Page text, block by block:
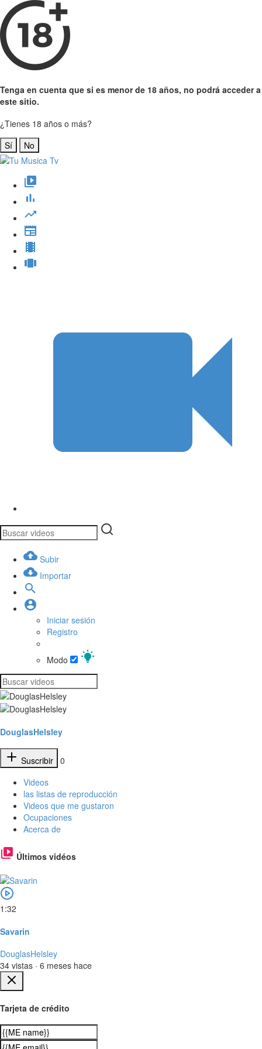
Tenga en cuenta que si es menor de 18 años, no podrá acceder a
este sitio.
¿Tienes 18 años o más?
Sí
No
Subir
Importar
Iniciar sesión
Registro
Modo
DouglasHelsley
Suscribir 0
Videos
las listas de reproducción
Videos que me gustaron
Ocupaciones
Acerca de
Últimos vidéos
1:32
Savarin
DouglasHelsley
34 vistas · 6 meses hace
Tarjeta de crédito